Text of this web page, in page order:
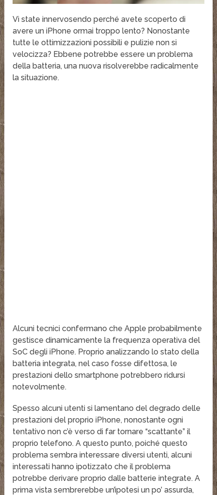
Vi state innervosendo perché avete scoperto di
avere un iPhone ormai troppo lento? Nonostante
tutte le ottimizzazioni possibili e pulizie non si
velocizza? Ebbene potrebbe essere un problema
della batteria, una nuova risolverebbe radicalmente
la situazione.
Alcuni tecnici confermano che Apple probabilmente
gestisce dinamicamente la frequenza operativa del
SoC degli iPhone. Proprio analizzando lo stato della
batteria integrata, nel caso fosse difettosa, le
prestazioni dello smartphone potrebbero ridursi
notevolmente.
Spesso alcuni utenti si lamentano del degrado delle
prestazioni del proprio iPhone, nonostante ogni
tentativo non c’è verso di far tornare “scattante” il
proprio telefono. A questo punto, poiché questo
problema sembra interessare diversi utenti, alcuni
interessati hanno ipotizzato che il problema
potrebbe derivare proprio dalle batterie integrate. A
prima vista sembrerebbe un’ipotesi un po’ assurda,